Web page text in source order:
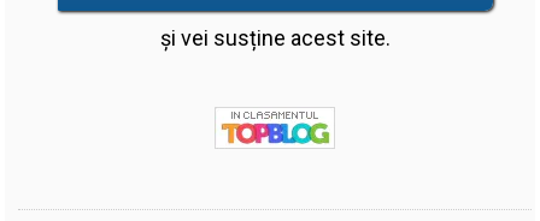
și vei susține acest site.